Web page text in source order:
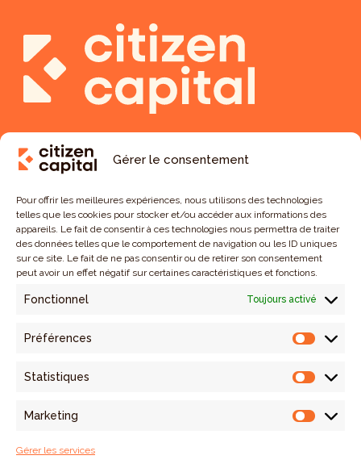
Gérer le consentement
Pour offrir les meilleures expériences, nous utilisons des technologies
telles que les cookies pour stocker et/ou accéder aux informations des
appareils. Le fait de consentir à ces technologies nous permettra de traiter
des données telles que le comportement de navigation ou les ID uniques
sur ce site. Le fait de ne pas consentir ou de retirer son consentement
peut avoir un effet négatif sur certaines caractéristiques et fonctions.
Fonctionnel Toujours activé
Préférences
Statistiques
Marketing
Gérer les services
Nos investissements
Impact